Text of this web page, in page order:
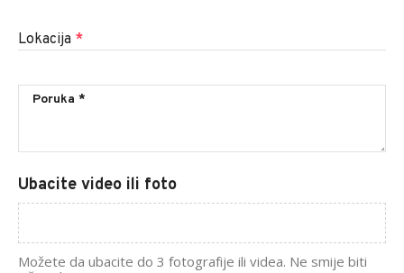
Lokacija *
Ubacite video ili foto
Možete da ubacite do 3 fotografije ili videa. Ne smije biti